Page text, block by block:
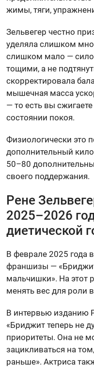
жимы, тяги,
Зельвегер честно
уделяла слишком
слишком мало —
тощими, а не
скорректировала
мышечная масса
— то есть вы
состоянии покоя.
Физиологически это
дополнительный
50–80
своего поддержания.
Рене
2025–2026
диетической
В феврале 2025 года
франшизы —
мальчишки». На этот
менять вес для роли
В интервью изданию
«Бриджит теперь не
приоритеты. Она не
зацикливаться на
раньше». Актриса